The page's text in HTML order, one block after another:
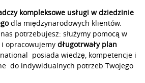
kompleksowe usługi w dziedzinie
dla międzynarodowych klientów.
potrzebujesz: służymy pomocą w
i opracowujemy długotrwały plan
posiada wiedzę, kompetencje i
do indywidualnych potrzeb Twojego